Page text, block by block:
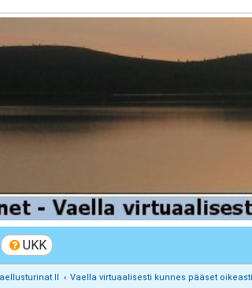
- Vaellusturinat II
ja Lapista
UKK
II Vaella virtuaalisesti kunnes pääset oikeasti